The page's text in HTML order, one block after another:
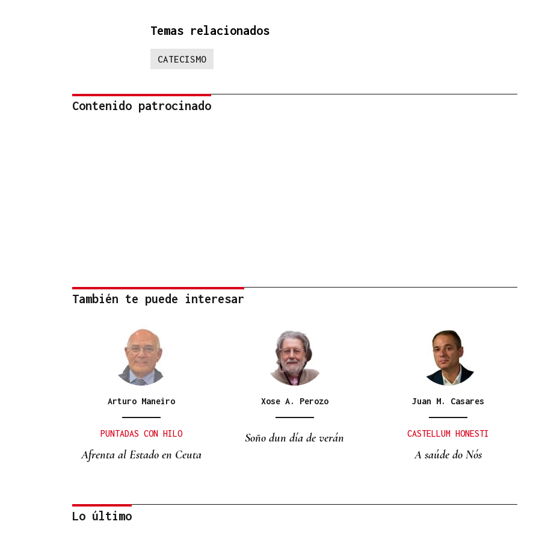
Temas relacionados
CATECISMO
Contenido patrocinado
También te puede interesar
Arturo Maneiro
PUNTADAS CON HILO
Afrenta al Estado en Ceuta
Xose A. Perozo
Soño dun día de verán
Juan M. Casares
CASTELLUM HONESTI
A saúde do Nós
Lo último